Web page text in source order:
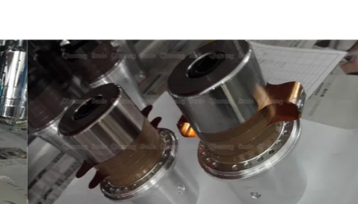
KEBIJAKAN
PRIVASI